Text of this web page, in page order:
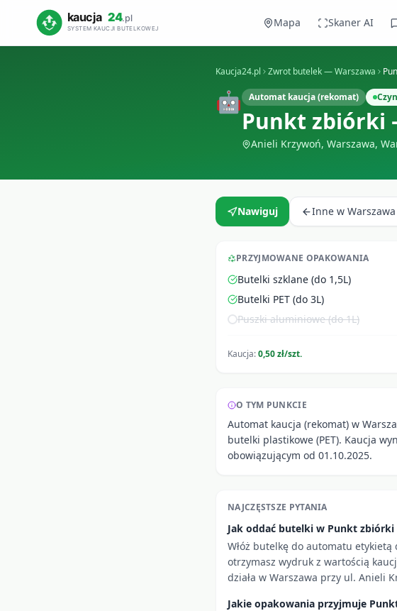
Mapa Skaner AI
Kaucja24.pl Zwrot butelek —Warszawa
🤖 Automat kaucja (rekomat)
Punkt zbiórki
Anieli Krzywoń, Warszawa,
Nawiguj Inne w Warszawa
PRZYJMOWANE OPAKOWANIA
Butelki szklane (do 1,5L)
Butelki PET (do 3L)
Puszki aluminiowe (do 1L)
Kaucja:0,50 zł/szt.
O TYM PUNKCIE
Automat kaucja (rekomat) w
butelki plastikowe (PET). Kaucja
obowiązującym od 01.10.2025.
NAJCZĘSTSZE PYTANIA
Jak oddać butelki w Punkt
Włóż butelkę do automatu
otrzymasz wydruk z wartością
działa w Warszawa przy ul. Anieli
Jakie opakowania przyjmuje